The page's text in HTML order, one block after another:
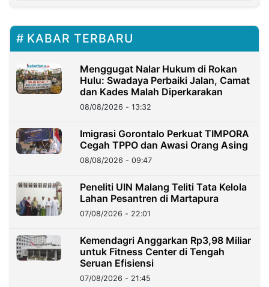
KABAR TERBARU
Menggugat Nalar Hukum di Rokan
Hulu: Swadaya Perbaiki Jalan, Camat
dan Kades Malah Diperkarakan
08/08/2026 - 13:32
Imigrasi Gorontalo Perkuat TIMPORA
Cegah TPPO dan Awasi Orang Asing
08/08/2026 - 09:47
Peneliti UIN Malang Teliti Tata Kelola
Lahan Pesantren di Martapura
07/08/2026 - 22:01
Kemendagri Anggarkan Rp3,98 Miliar
untuk Fitness Center di Tengah
Seruan Efisiensi
07/08/2026 - 21:45